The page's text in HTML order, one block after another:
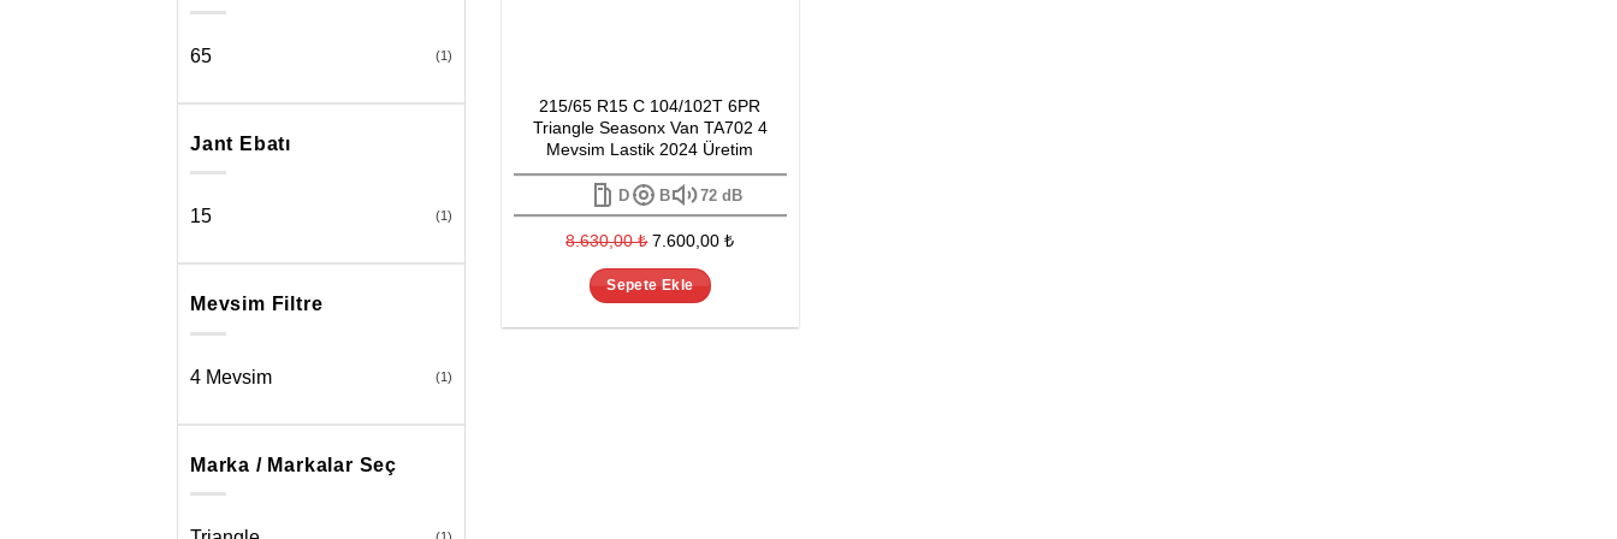
65 (1)
Jant Ebatı
15 (1)
Mevsim Filtre
4 Mevsim (1)
Marka / Markalar Seç
215/65 R15 C 104/102T 6PR
Triangle Seasonx Van TA702 4
Mevsim Lastik 2024 Üretim
D B 72 dB
8.630,00₺ Orijinal
fiyat:
8.630,00 ₺.
7.600,00₺Şu
Sepete Ekle